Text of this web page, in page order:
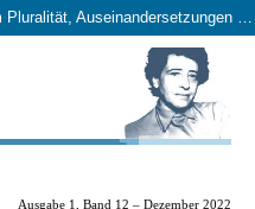
Juliane Rebentisch: Der Streit um Pluralität, Auseinandersetzungen mit Hannah Arendt, Berlin: Suhrkamp Verlag 2022.